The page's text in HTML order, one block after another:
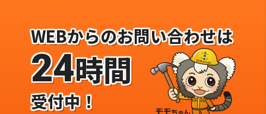
WEBからのお問い合わせは
24時間
受付中！